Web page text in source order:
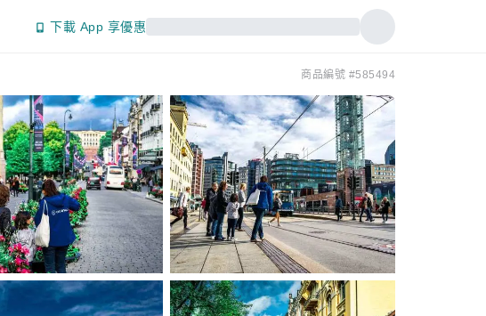
下載 App 享優惠
商品編號 #585494